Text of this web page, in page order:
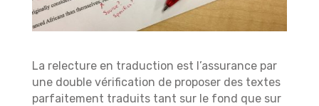
La relecture en traduction est l’assurance par
une double vérification de proposer des textes
parfaitement traduits tant sur le fond que sur